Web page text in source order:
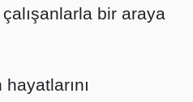
bir araya